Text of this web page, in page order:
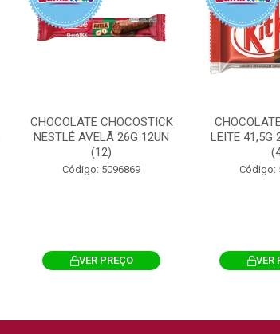
CHOCOLATE CHOCOSTICK
NESTLÉ AVELÃ 26G 12UN
(12)
Código: 5096869
VER PREÇO
LEITE 41,5G
Código:
VER